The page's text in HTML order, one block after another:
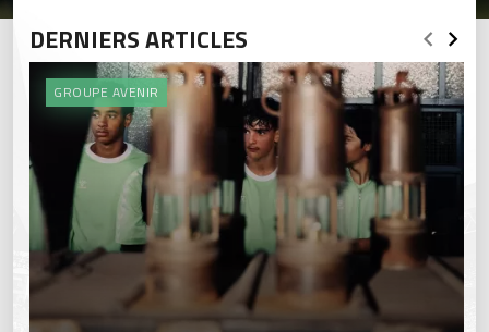
DERNIERS ARTICLES
GROUPE AVENIR